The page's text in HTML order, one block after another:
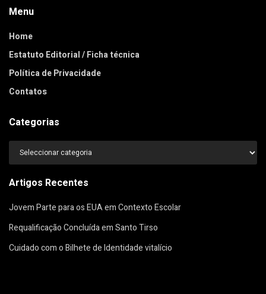
Menu
Home
Estatuto Editorial / Ficha técnica
Política de Privacidade
Contatos
Categorias
Categorias
Artigos Recentes
Jovem Parte para os EUA em Contexto Escolar
Requalificação Concluída em Santo Tirso
Cuidado com o Bilhete de Identidade vitalício